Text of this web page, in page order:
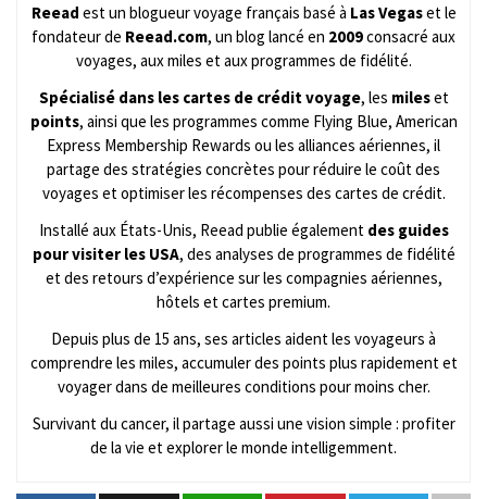
Reead est un blogueur voyage français basé à Las Vegaset le
fondateur de Reead.com, un blog lancé en 2009consacré aux
voyages, aux miles et aux programmes de fidélité.
Spécialisé dans les cartes de crédit voyage, les mileset
points, ainsi que les programmes comme Flying Blue, American
Express Membership Rewards ou les alliances aériennes, il
partage des stratégies concrètes pour réduire le coût des
voyages et optimiser les récompenses des cartes de crédit.
Installé aux États-Unis, Reead publie également des guides
pour visiter les USA, des analyses de programmes de fidélité
et des retours d’expérience sur les compagnies aériennes,
hôtels et cartes premium.
Depuis plus de 15 ans, ses articles aident les voyageurs à
comprendre les miles, accumuler des points plus rapidement et
voyager dans de meilleures conditions pour moins cher.
Survivant du cancer, il partage aussi une vision simple : profiter
de la vie et explorer le monde intelligemment.